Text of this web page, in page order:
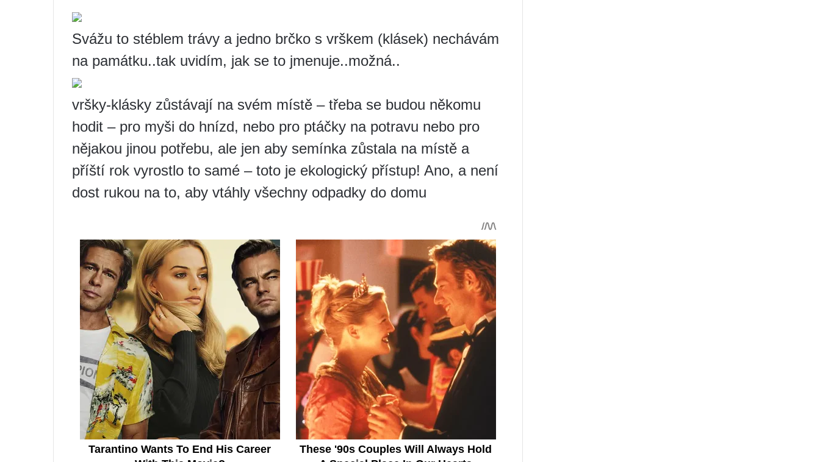
Svážu to stéblem trávy a jedno brčko s vrškem (klásek) nechávám
na památku..tak uvidím, jak se to jmenuje..možná..
vršky-klásky zůstávají na svém místě – třeba se budou někomu
hodit – pro myši do hnízd, nebo pro ptáčky na potravu nebo pro
nějakou jinou potřebu, ale jen aby semínka zůstala na místě a
příští rok vyrostlo to samé – toto je ekologický přístup! Ano, a není
dost rukou na to, aby vtáhly všechny odpadky do domu